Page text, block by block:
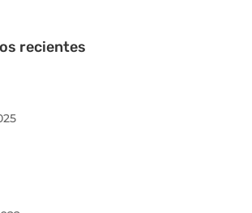
recientes